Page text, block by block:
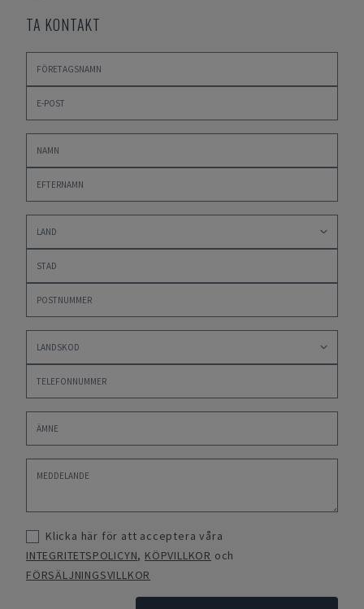
TA KONTAKT
Klicka här för att acceptera våra
INTEGRITETSPOLICYN, KÖPVILLKOR och
FÖRSÄLJNINGSVILLKOR